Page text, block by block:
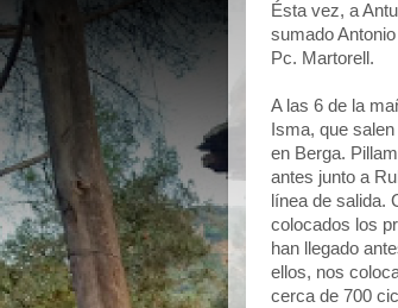
Ésta vez, a
sumado
Pc. Martorell.
A las 6 de la
Isma, que
en Berga.
antes junto a
línea de salida.
colocados los
han llegado
ellos, nos
cerca de 700